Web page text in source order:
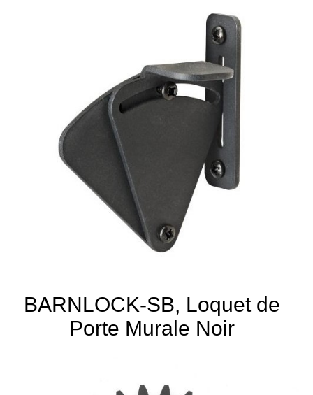
BARNLOCK-SB, Loquet de
Porte Murale Noir